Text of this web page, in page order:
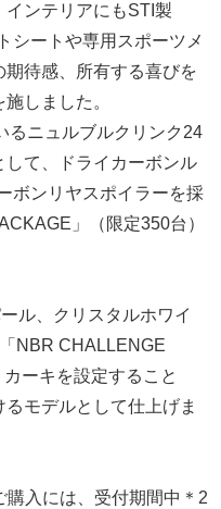
ンテリアにもSTI製
シートや専用スポーツメ
待感、所有する喜びを
しました。
るニュルブルクリンク24
て、ドライカーボンル
ボンリヤスポイラーを採
」（限定350台）
ル、クリスタルホワイ
NBR CHALLENGE
ーキを設定すること
モデルとして仕上げま
購入には、受付期間中＊2